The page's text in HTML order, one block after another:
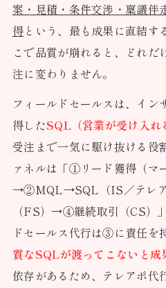
案・見積・条件交渉・稟議伴
得 という、最も成果に直結す
こで品質が崩れると、どれだ
注に変わりません。
フィールドセールスは、イ
得したSQL（営業が受け入れ
受注まで一気に駆け抜ける役
ァネルは「①リード獲得（マ
→②MQL→SQL（IS／テレ
（FS）→④継続取引（CS）
ドセールス代行は③に責任を
質なSQLが渡ってこないと成
依存があるため、テレアポ代